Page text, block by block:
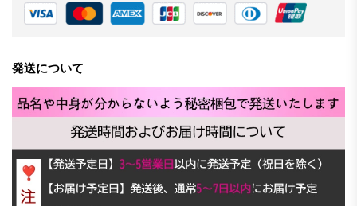
発送について